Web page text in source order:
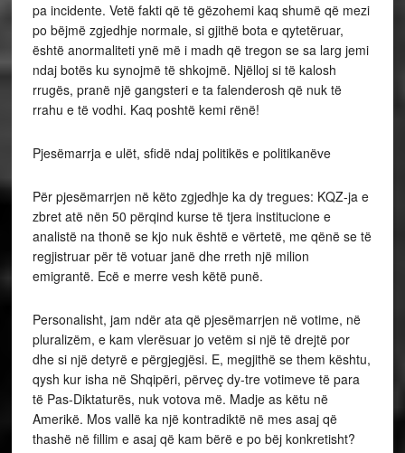
pa incidente. Vetë fakti që të gëzohemi kaq shumë që mezi
po bëjmë zgjedhje normale, si gjithë bota e qytetëruar,
është anormaliteti ynë më i madh që tregon se sa larg jemi
ndaj botës ku synojmë të shkojmë. Njëlloj si të kalosh
rrugës, pranë një gangsteri e ta falenderosh që nuk të
rrahu e të vodhi. Kaq poshtë kemi rënë!
Pjesëmarrja e ulët, sfidë ndaj politikës e politikanëve
Për pjesëmarrjen në këto zgjedhje ka dy tregues: KQZ-ja e
zbret atë nën 50 përqind kurse të tjera institucione e
analistë na thonë se kjo nuk është e vërtetë, me qënë se të
regjistruar për të votuar janë dhe rreth një milion
emigrantë. Ecë e merre vesh këtë punë.
Personalisht, jam ndër ata që pjesëmarrjen në votime, në
pluralizëm, e kam vlerësuar jo vetëm si një të drejtë por
dhe si një detyrë e përgjegjësi. E, megjithë se them kështu,
qysh kur isha në Shqipëri, përveç dy-tre votimeve të para
të Pas-Diktaturës, nuk votova më. Madje as këtu në
Amerikë. Mos vallë ka një kontradiktë në mes asaj që
thashë në fillim e asaj që kam bërë e po bëj konkretisht?